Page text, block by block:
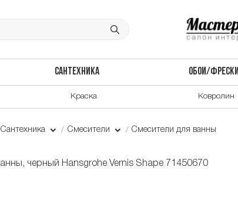
САНТЕХНИКА ОБОИ/ФРЕСКИ
Краска Ковролин
Сантехника Смесители Смесители для ванны